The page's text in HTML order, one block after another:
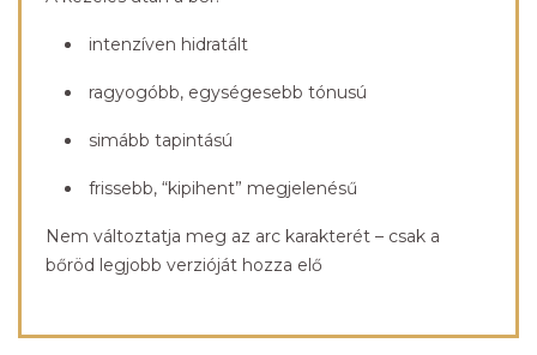
intenzíven hidratált
ragyogóbb, egységesebb tónusú
simább tapintású
frissebb, “kipihent” megjelenésű
Nem változtatja meg az arc karakterét – csak a
bőröd legjobb verzióját hozza elő